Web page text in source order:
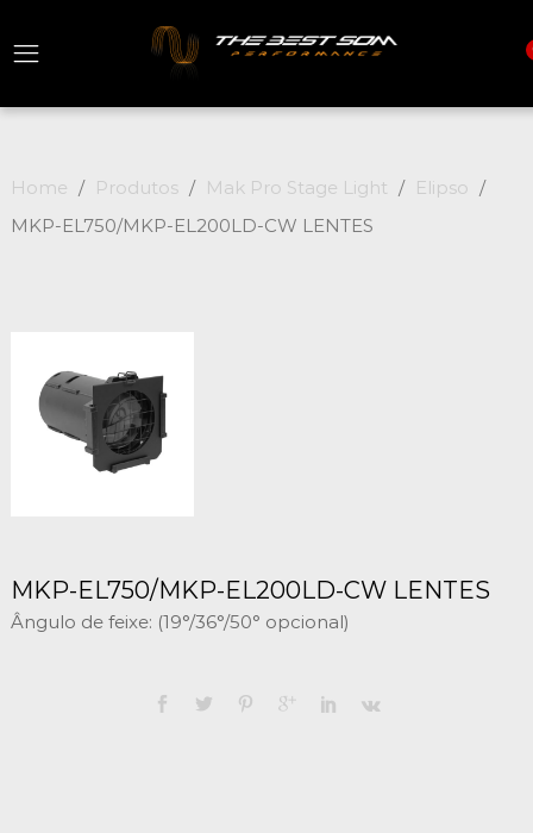
Home Produtos Mak Pro Stage Light
Elipso
MKP-EL750/MKP-EL200LD-CW LENTES
MKP-EL750/MKP-EL200LD-CW LENTES
Ângulo de feixe: (19°/36°/50° opcional)